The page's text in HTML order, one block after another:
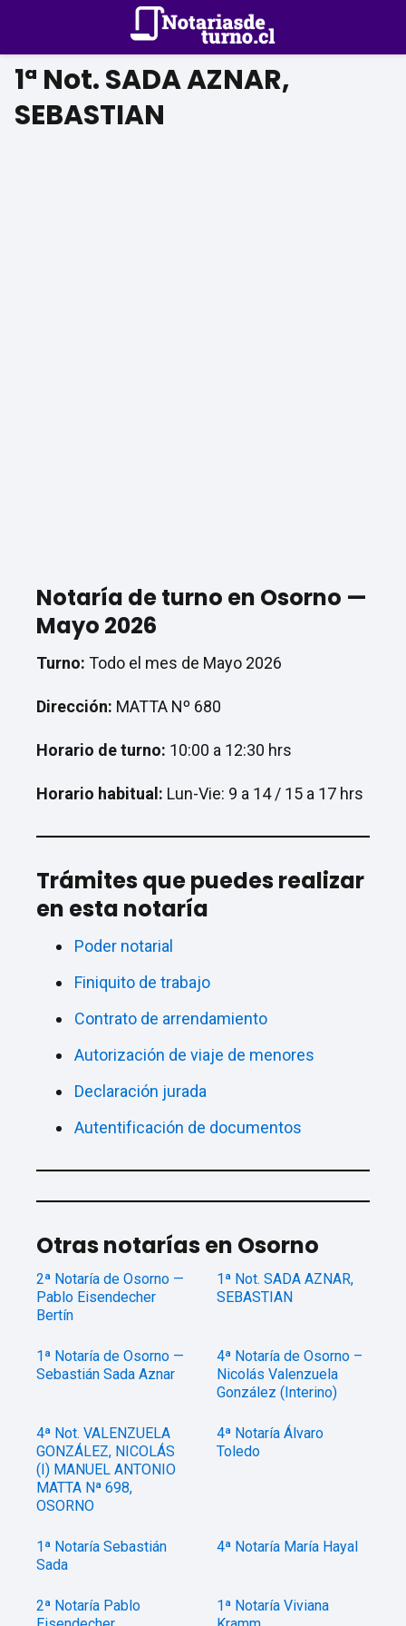
1ª Not. SADA AZNAR,
SEBASTIAN
Notaría de turno en Osorno —
Mayo 2026
Turno: Todo el mes de Mayo 2026
Dirección: MATTA Nº 680
Horario de turno: 10:00 a 12:30 hrs
Horario habitual: Lun-Vie: 9 a 14 / 15 a 17 hrs
Trámites que puedes realizar
en esta notaría
Poder notarial
Finiquito de trabajo
Contrato de arrendamiento
Autorización de viaje de menores
Declaración jurada
Autentificación de documentos
Otras notarías en Osorno
2ª Notaría de Osorno —
Pablo Eisendecher
Bertín
1ª Not. SADA AZNAR,
SEBASTIAN
1ª Notaría de Osorno —
Sebastián Sada Aznar
4ª Notaría de Osorno –
Nicolás Valenzuela
González (Interino)
4ª Not. VALENZUELA
GONZÁLEZ, NICOLÁS
(I) MANUEL ANTONIO
MATTA Nª 698,
OSORNO
4ª Notaría Álvaro
Toledo
1ª Notaría Sebastián
Sada
4ª Notaría María Hayal
2ª Notaría Pablo
1ª Notaría Viviana